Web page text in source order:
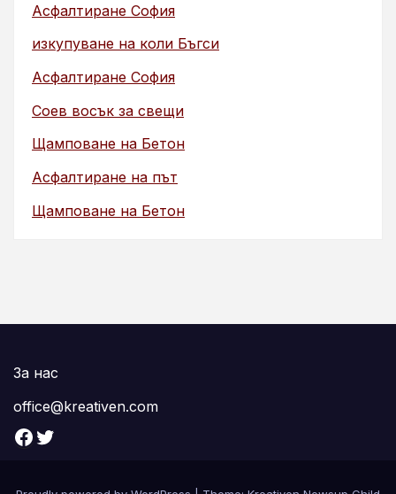
Асфалтиране София
изкупуване на коли Бъгси
Асфалтиране София
Соев восък за свещи
Щамповане на Бетон
Асфалтиране на път
Щамповане на Бетон
За нас
office@kreativen.com
Facebook Twitter